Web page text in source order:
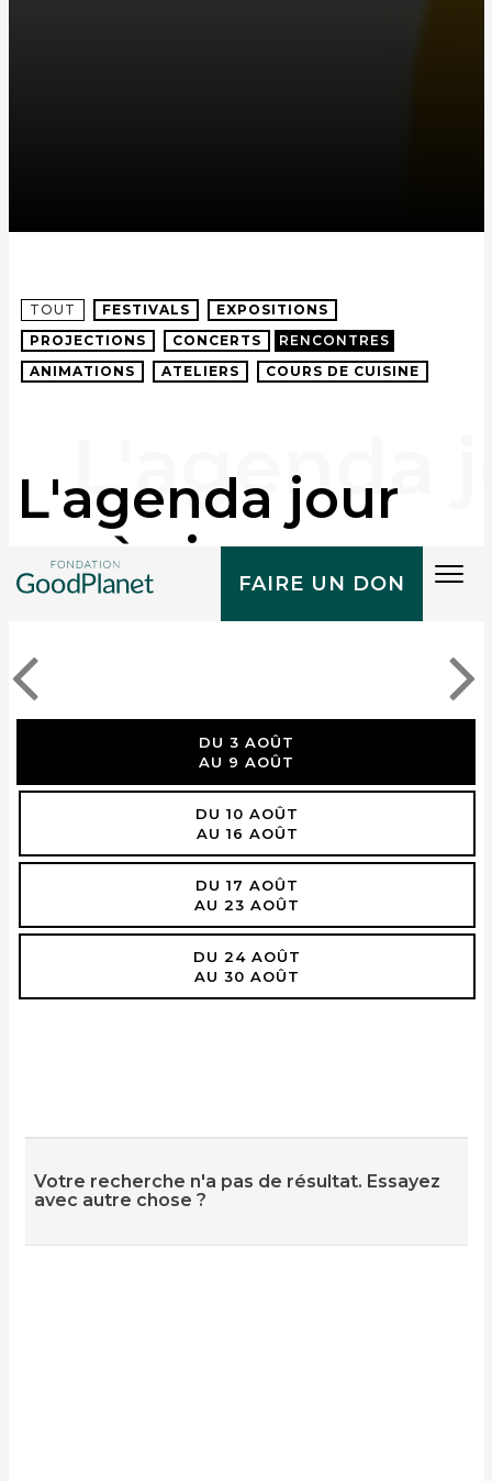
FAIRE UN DON
TOUT FESTIVALS
EXPOSITIONS
PROJECTIONS
CONCERTS
RENCONTRES
ANIMATIONS
ATELIERS COURS DE CUISINE
L'agenda jour
après jour
DU 3 AOÛT
AU 9 AOÛT
DU 10 AOÛT
AU 16 AOÛT
DU 17 AOÛT
AU 23 AOÛT
DU 24 AOÛT
AU 30 AOÛT
Votre recherche n'a pas de résultat. Essayez
avec autre chose ?